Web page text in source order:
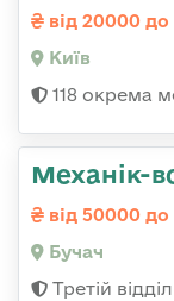
від 20000
Київ
118 окрема
Механік-
від 50000
Бучач
Третій